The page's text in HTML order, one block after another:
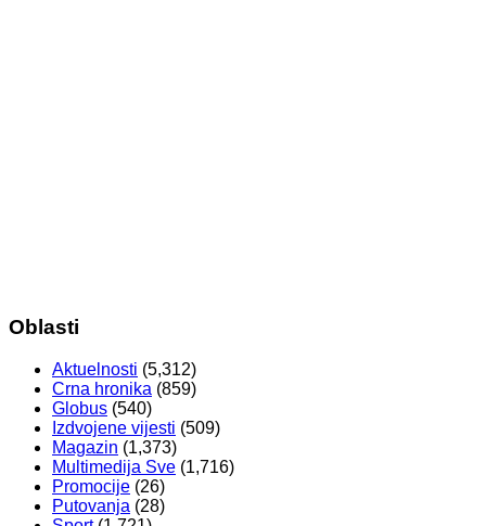
Oblasti
Aktuelnosti (5,312)
Crna hronika (859)
Globus (540)
Izdvojene vijesti (509)
Magazin (1,373)
Multimedija Sve (1,716)
Promocije (26)
Putovanja (28)